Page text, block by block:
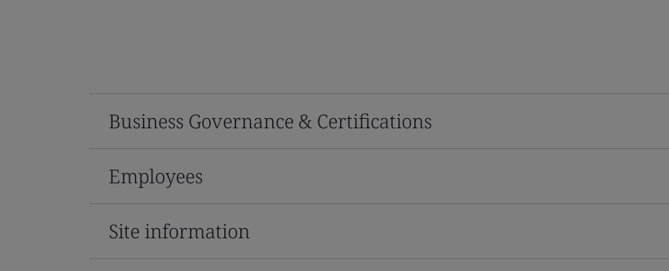
Business Governance & Certifications
Employees
Site information